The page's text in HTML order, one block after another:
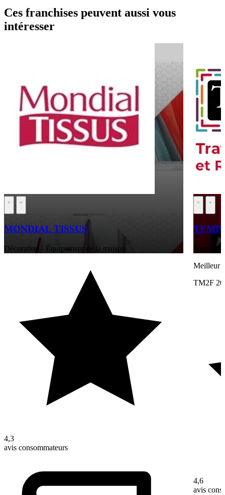
Ces franchises peuvent aussi vous
intéresser
MONDIAL TISSUS
Décoration - Équipement de la maison
4,3
avis consommateurs
Services
Meilleur
TM2F
4,6
avis